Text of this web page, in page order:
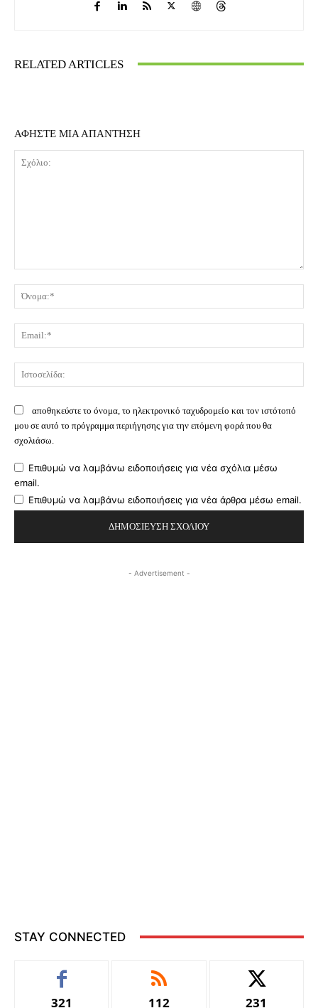
RELATED ARTICLES
ΑΦΗΣΤΕ ΜΙΑ ΑΠΑΝΤΗΣΗ
αποθηκεύστε το όνομα, το ηλεκτρονικό ταχυδρομείο και τον ιστότοπό
μου σε αυτό το πρόγραμμα περιήγησης για την επόμενη φορά που θα
σχολιάσω.
Επιθυμώ να λαμβάνω ειδοποιήσεις για νέα σχόλια μέσω
email.
Επιθυμώ να λαμβάνω ειδοποιήσεις για νέα άρθρα μέσω email.
- Advertisement -
STAY CONNECTED
321 112 231